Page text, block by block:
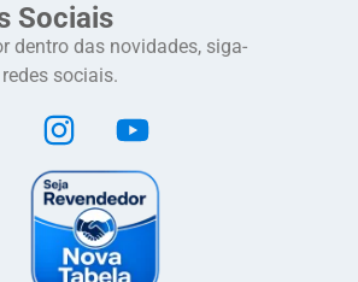
Sociais
dentro das novidades, siga-
sociais.